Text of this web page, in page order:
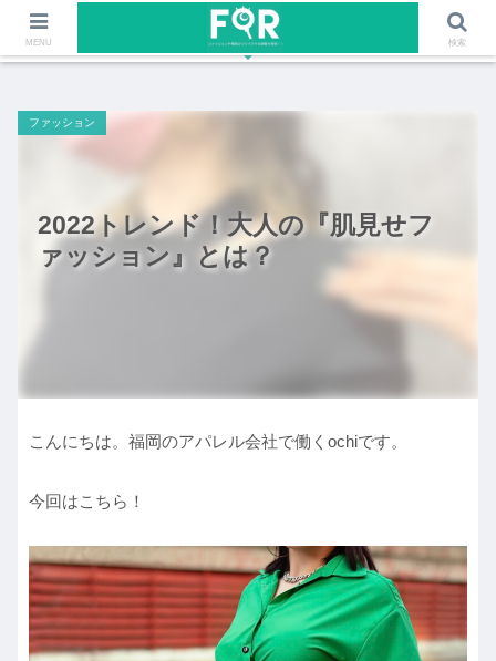
ファッションや福岡のワクワクする情報を発信！！
2022トレンド！大人の『肌見せフ
ァッション』とは？
ファッション
こんにちは。福岡のアパレル会社で働くochiです。
今回はこちら！
MENU 検索